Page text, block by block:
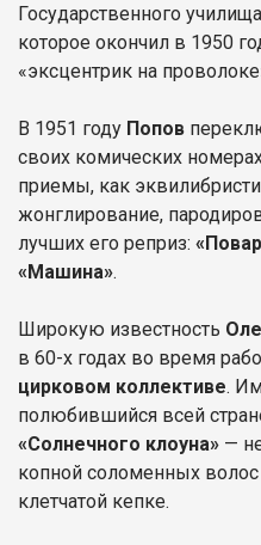
Государственного
которое окончил в 1950
«эксцентрик на
В 1951 году Попов
своих комических
приемы, как
жонглирование,
лучших его реприз:
«Машина».
Широкую известность
в 60-х годах во время
цирковом коллективе.
полюбившийся всей
«Солнечного клоуна» —
копной соломенных
клетчатой кепке.